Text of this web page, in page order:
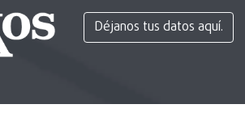
Déjanos tus datos aquí.